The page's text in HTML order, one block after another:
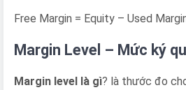
Free Margin = Equity – Used
Margin Level – Mức ký
Margin level là gì? là thước đo